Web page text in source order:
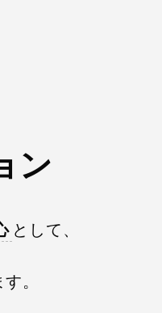
ン
として、
。